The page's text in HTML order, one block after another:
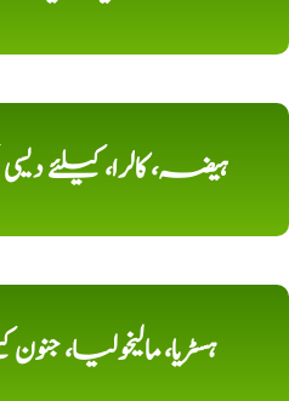
ہیضہ، کالرا،
ہسٹریا، مالیخولیا،